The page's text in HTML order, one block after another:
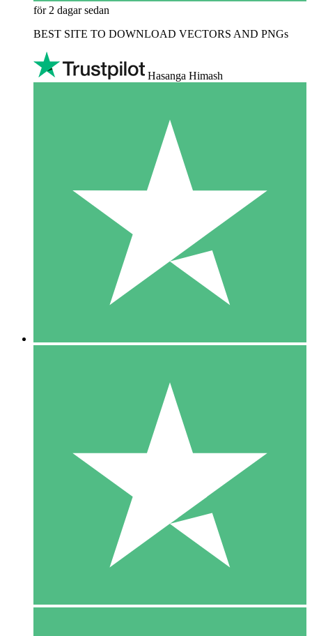
för 2 dagar sedan
BEST SITE TO DOWNLOAD VECTORS AND PNGs
Hasanga Himash